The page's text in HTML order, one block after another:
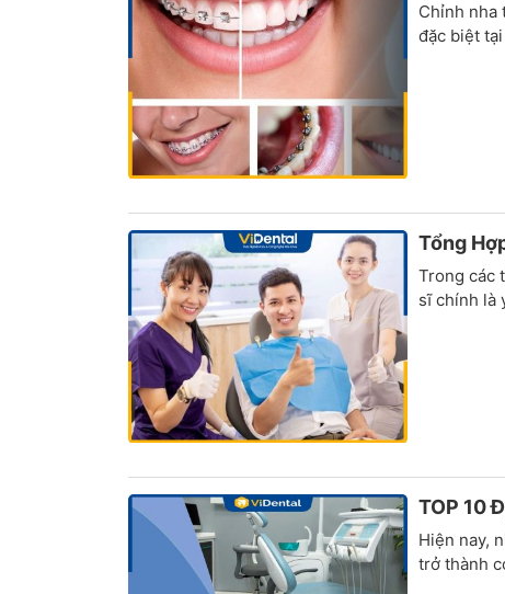
Chỉnh nha
đặc biệt
Tổng
Trong các
sĩ chính là
TOP 10
Hiện nay,
trở thành